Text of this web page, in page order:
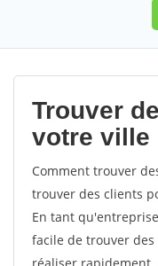
Trouver
votre ville
Comment trouver
trouver des clients
En tant
facile de trouver